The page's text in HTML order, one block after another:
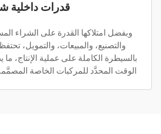
قدرات داخلية
وبفضل امتلاكها القدرة على الشراء
بالسيطرة الكاملة على عملية الإنتاج،
الوقت المحدَّد للمركبات الخاصة